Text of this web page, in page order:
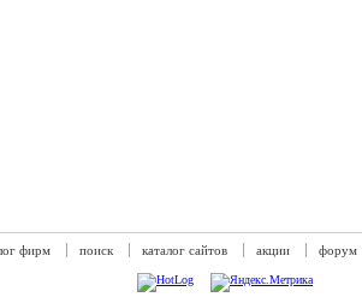
фирм поиск каталог сайтов акции форум